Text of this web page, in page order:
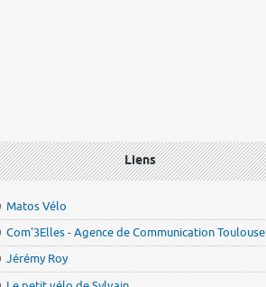
Liens
Matos Vélo
Com'3Elles - Agence de Communication Toulouse
Jérémy Roy